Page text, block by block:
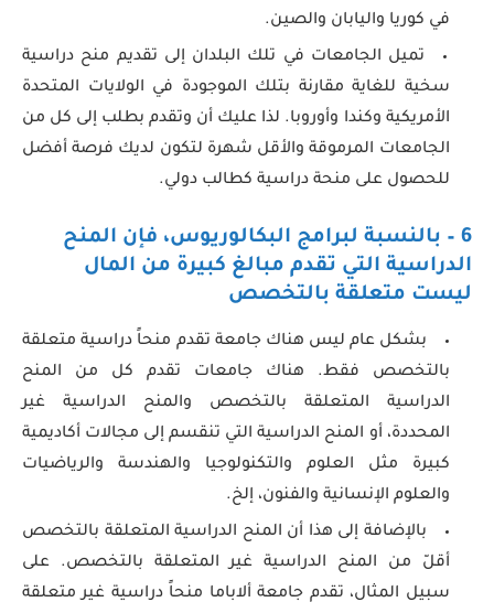
في كوريا واليابان والصين.
تميل الجامعات في تلك البلدان إلى تقديم منح دراسية
سخية للغاية مقارنة بتلك الموجودة في الولايات المتحدة
الأمريكية وكندا وأوروبا. لذا عليك أن وتقدم بطلب إلى كل من
الجامعات المرموقة والأقل شهرة لتكون لديك فرصة أفضل
للحصول على منحة دراسية كطالب دولي.
6 – بالنسبة لبرامج البكالوريوس، فإن المنح
الدراسية التي تقدم مبالغ كبيرة من المال
ليست متعلقة بالتخصص
بشكل عام ليس هناك جامعة تقدم منحاً دراسية متعلقة
بالتخصص فقط. هناك جامعات تقدم كل من المنح
الدراسية المتعلقة بالتخصص والمنح الدراسية غير
المحددة، أو المنح الدراسية التي تنقسم إلى مجالات أكاديمية
كبيرة مثل العلوم والتكنولوجيا والهندسة والرياضيات
والعلوم الإنسانية والفنون، إلخ.
بالإضافة إلى هذا أن المنح الدراسية المتعلقة بالتخصص
أقلّ من المنح الدراسية غير المتعلقة بالتخصص. على
سبيل المثال، تقدم جامعة ألاباما منحاً دراسية غير متعلقة